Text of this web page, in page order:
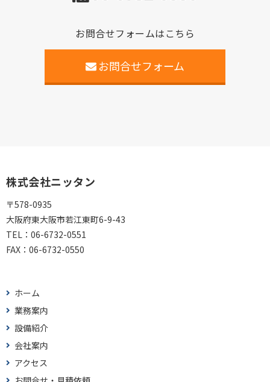
お問合せフォームはこちら
お問合せフォーム
株式会社ニッタン
〒578-0935
大阪府東大阪市若江東町6-9-43
TEL： 06-6732-0551
FAX： 06-6732-0550
ホーム
業務案内
設備紹介
会社案内
アクセス